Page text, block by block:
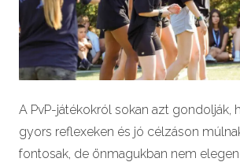
A PvP-játékokról sokan azt gondolják,
gyors reflexeken és jó célzáson
fontosak, de önmagukban nem